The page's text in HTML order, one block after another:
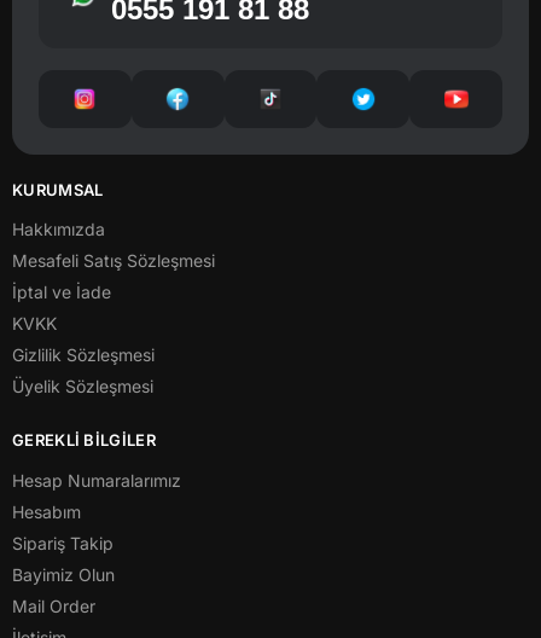
0555 191 81 88
KURUMSAL
Hakkımızda
Mesafeli Satış Sözleşmesi
İptal ve İade
KVKK
Gizlilik Sözleşmesi
Üyelik Sözleşmesi
GEREKLİ BİLGİLER
Hesap Numaralarımız
Hesabım
Sipariş Takip
Bayimiz Olun
Mail Order